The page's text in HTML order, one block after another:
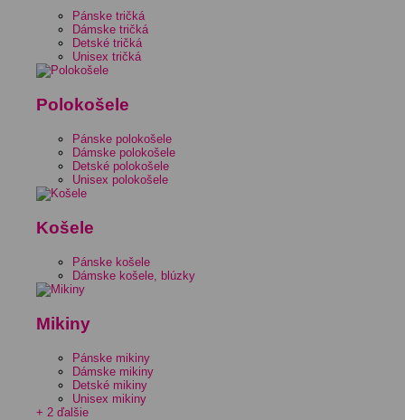
Pánske tričká
Dámske tričká
Detské tričká
Unisex tričká
Polokošele
Pánske polokošele
Dámske polokošele
Detské polokošele
Unisex polokošele
Košele
Pánske košele
Dámske košele, blúzky
Mikiny
Pánske mikiny
Dámske mikiny
Detské mikiny
Unisex mikiny
+ 2 ďalšie